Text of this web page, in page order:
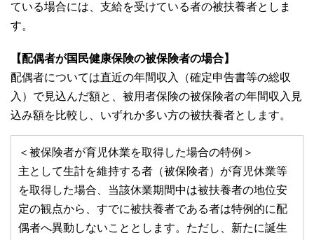
ている場合には、支給を受けている者の被扶養者としま
す。
【配偶者が国民健康保険の被保険者の場合】
配偶者については直近の年間収入（確定申告書等の総収
入）で見込んだ額と、被用者保険の被保険者の年間収入見
込み額を比較し、いずれか多い方の被扶養者とします。
＜被保険者が育児休業を取得した場合の特例＞
主として生計を維持する者（被保険者）が育児休業等
を取得した場合、当該休業期間中は被扶養者の地位安
定の観点から、すでに被扶養者である者は特例的に配
偶者へ異動しないこととします。ただし、新たに誕生